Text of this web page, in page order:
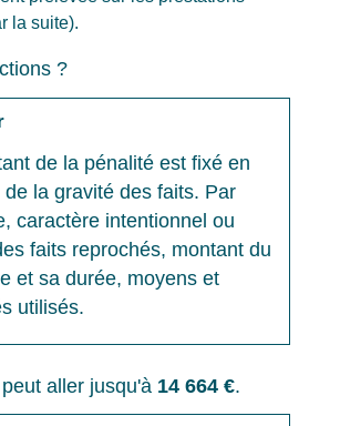
la suite).
?
de la pénalité est fixé en
de la gravité des faits. Par
caractère intentionnel ou
faits reprochés, montant du
et sa durée, moyens et
utilisés.
aller jusqu'à 14 664 €.